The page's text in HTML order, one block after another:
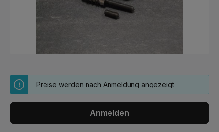
Preise werden nach Anmeldung angezeigt
Anmelden